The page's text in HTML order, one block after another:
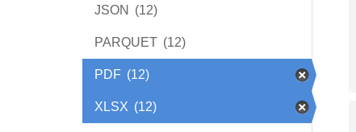
JSON (12)
PARQUET (12)
PDF (12)
XLSX (12)